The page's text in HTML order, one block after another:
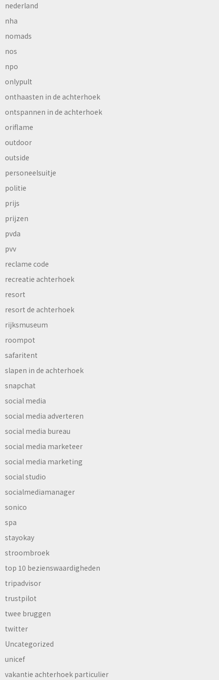
nederland
nha
nomads
nos
npo
onlypult
onthaasten in de achterhoek
ontspannen in de achterhoek
oriflame
outdoor
outside
personeelsuitje
politie
prijs
prijzen
pvda
pvv
reclame code
recreatie achterhoek
resort
resort de achterhoek
rijksmuseum
roompot
safaritent
slapen in de achterhoek
snapchat
social media
social media adverteren
social media bureau
social media marketeer
social media marketing
social studio
socialmediamanager
sonico
spa
stayokay
stroombroek
top 10 bezienswaardigheden
tripadvisor
trustpilot
twee bruggen
twitter
Uncategorized
unicef
vakantie achterhoek particulier